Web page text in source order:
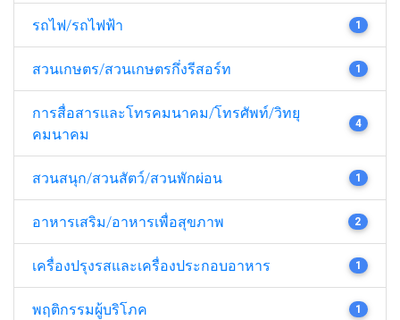
รถไฟ/รถไฟฟ้า 1
สวนเกษตร/สวนเกษตรกึ่งรีสอร์ท 1
การสื่อสารและโทรคมนาคม/โทรศัพท์/วิทยุ
คมนาคม
4
สวนสนุก/สวนสัตว์/สวนพักผ่อน 1
อาหารเสริม/อาหารเพื่อสุขภาพ 2
เครื่องปรุงรสและเครื่องประกอบอาหาร 1
พฤติกรรมผู้บริโภค 1